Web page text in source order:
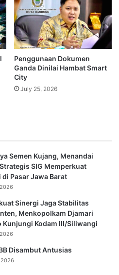
Penggunaan Dokumen
Ganda Dinilai Hambat Smart
City
July 25, 2026
Semen Kujang, Menandai
SIG Memperkuat
di Pasar Jawa Barat
Sinergi Jaga Stabilitas
Menkopolkam Djamari
Kunjungi Kodam III/Siliwangi
Disambut Antusias